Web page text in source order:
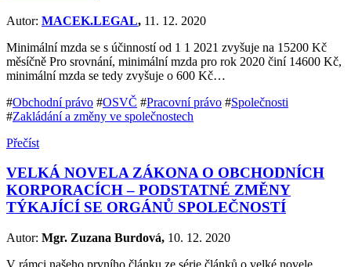
Autor: MACEK.LEGAL, 11. 12. 2020
Minimální mzda se s účinností od 1 1 2021 zvyšuje na 15200 Kč
měsíčně Pro srovnání, minimální mzda pro rok 2020 činí 14600 Kč,
minimální mzda se tedy zvyšuje o 600 Kč…
#Obchodní právo #OSVČ #Pracovní právo #Společnosti
#Zakládání a změny ve společnostech
Přečíst
VELKÁ NOVELA ZÁKONA O OBCHODNÍCH
KORPORACÍCH – PODSTATNÉ ZMĚNY
TÝKAJÍCÍ SE ORGÁNŮ SPOLEČNOSTÍ
Autor: Mgr. Zuzana Burdová, 10. 12. 2020
V rámci našeho prvního článku ze série článků o velké novele